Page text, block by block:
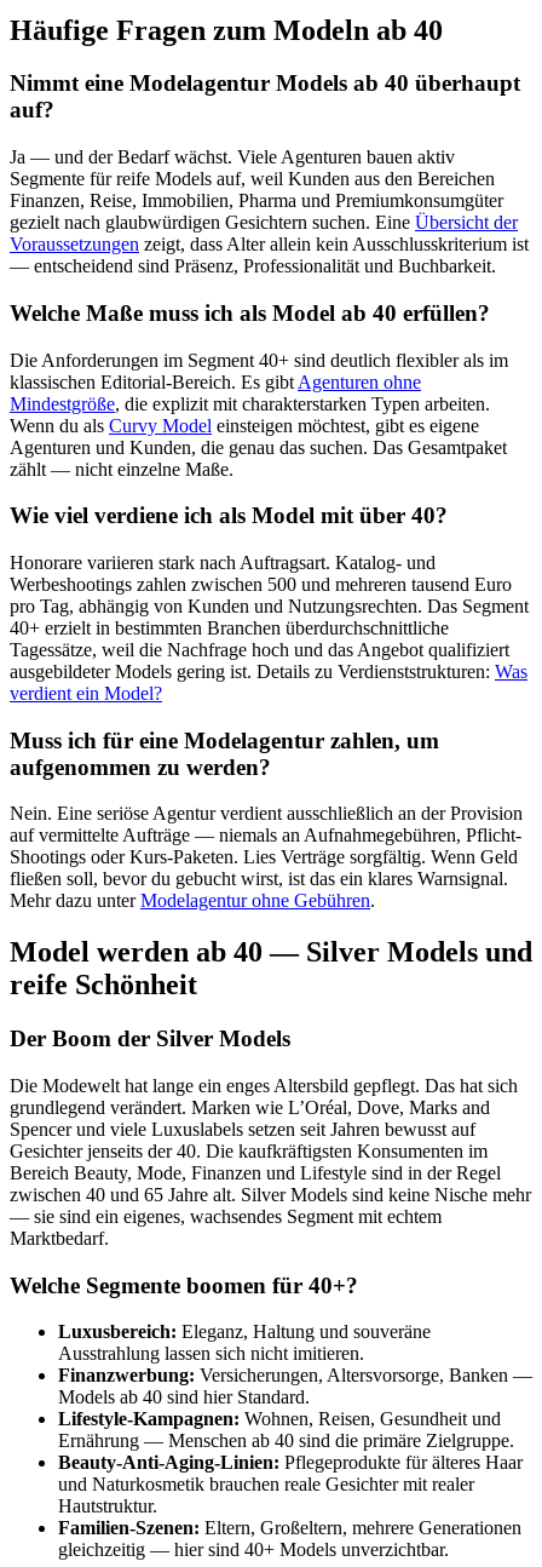
Häufige Fragen zum Modeln ab 40
Nimmt eine Modelagentur Models ab 40 überhaupt
auf?
Ja — und der Bedarf wächst. Viele Agenturen bauen aktiv
Segmente für reife Models auf, weil Kunden aus den Bereichen
Finanzen, Reise, Immobilien, Pharma und Premiumkonsumgüter
gezielt nach glaubwürdigen Gesichtern suchen. Eine Übersicht der
Voraussetzungen zeigt, dass Alter allein kein Ausschlusskriterium ist
— entscheidend sind Präsenz, Professionalität und Buchbarkeit.
Welche Maße muss ich als Model ab 40 erfüllen?
Die Anforderungen im Segment 40+ sind deutlich flexibler als im
klassischen Editorial-Bereich. Es gibt Agenturen ohne
Mindestgröße, die explizit mit charakterstarken Typen arbeiten.
Wenn du als Curvy Model einsteigen möchtest, gibt es eigene
Agenturen und Kunden, die genau das suchen. Das Gesamtpaket
zählt — nicht einzelne Maße.
Wie viel verdiene ich als Model mit über 40?
Honorare variieren stark nach Auftragsart. Katalog- und
Werbeshootings zahlen zwischen 500 und mehreren tausend Euro
pro Tag, abhängig von Kunden und Nutzungsrechten. Das Segment
40+ erzielt in bestimmten Branchen überdurchschnittliche
Tagessätze, weil die Nachfrage hoch und das Angebot qualifiziert
ausgebildeter Models gering ist. Details zu Verdienststrukturen: Was
verdient ein Model?
Muss ich für eine Modelagentur zahlen, um
aufgenommen zu werden?
Nein. Eine seriöse Agentur verdient ausschließlich an der Provision
auf vermittelte Aufträge — niemals an Aufnahmegebühren, Pflicht-
Shootings oder Kurs-Paketen. Lies Verträge sorgfältig. Wenn Geld
fließen soll, bevor du gebucht wirst, ist das ein klares Warnsignal.
Mehr dazu unterModelagentur ohne Gebühren.
Model werden ab 40 — Silver Models und
reife Schönheit
Der Boom der Silver Models
Die Modewelt hat lange ein enges Altersbild gepflegt. Das hat sich
grundlegend verändert. Marken wie L’Oréal, Dove, Marks and
Spencer und viele Luxuslabels setzen seit Jahren bewusst auf
Gesichter jenseits der 40. Die kaufkräftigsten Konsumenten im
Bereich Beauty, Mode, Finanzen und Lifestyle sind in der Regel
zwischen 40 und 65 Jahre alt. Silver Models sind keine Nische mehr
— sie sind ein eigenes, wachsendes Segment mit echtem
Marktbedarf.
Welche Segmente boomen für 40+?
Luxusbereich: Eleganz, Haltung und souveräne
Ausstrahlung lassen sich nicht imitieren.
Finanzwerbung: Versicherungen, Altersvorsorge, Banken —
Models ab 40 sind hier Standard.
Lifestyle-Kampagnen: Wohnen, Reisen, Gesundheit und
Ernährung — Menschen ab 40 sind die primäre Zielgruppe.
Beauty-Anti-Aging-Linien: Pflegeprodukte für älteres Haar
und Naturkosmetik brauchen reale Gesichter mit realer
Hautstruktur.
Familien-Szenen: Eltern, Großeltern, mehrere Generationen
gleichzeitig — hier sind 40+ Models unverzichtbar.